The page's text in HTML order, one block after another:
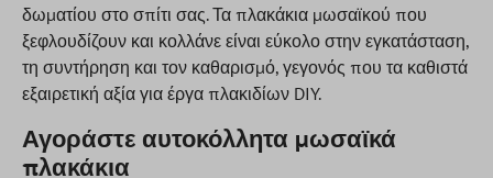
δωματίου στο σπίτι σας. Τα πλακάκια μωσαϊκού που
ξεφλουδίζουν και κολλάνε είναι εύκολο στην εγκατάσταση,
τη συντήρηση και τον καθαρισμό, γεγονός που τα καθιστά
εξαιρετική αξία για έργα πλακιδίων DIY.
Αγοράστε αυτοκόλλητα μωσαϊκά
πλακάκια